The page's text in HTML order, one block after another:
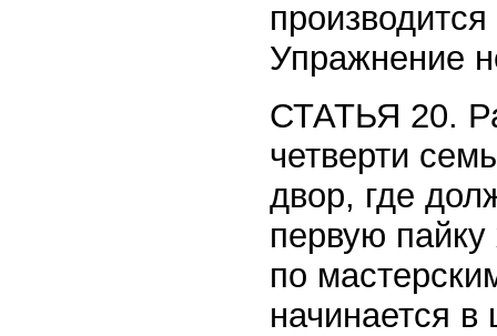
Упражнение
СТАТЬЯ 20.
четверти
двор, где
первую пайку
по
начинается